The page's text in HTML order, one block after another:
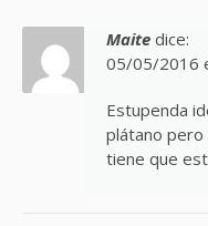
Maite dice:
05/05/2016
Estupenda
plátano pero
tiene que